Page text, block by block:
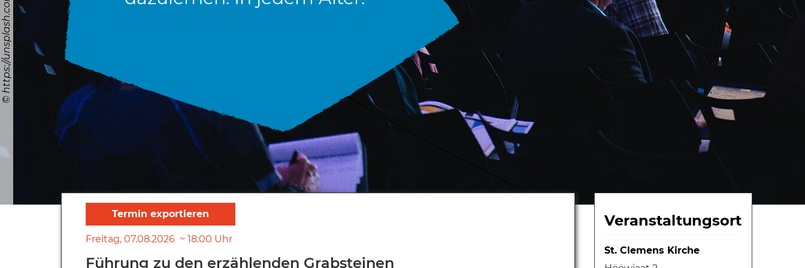
Freitag 07.08.2026 18:00 Uhr
Führung zu den erzählenden Grabsteinen
Veranstaltungsort
St. Clemens Kirche